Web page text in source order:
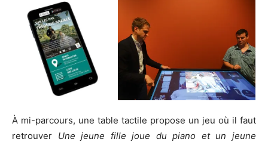
À mi-parcours, une table tactile propose un jeu où il faut
retrouver Une jeune fille joue du piano et un jeune